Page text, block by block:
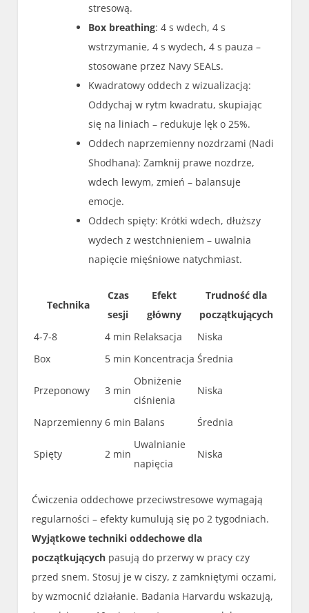
stresową.
Box breathing: 4 s wdech, 4 s
wstrzymanie, 4 s wydech, 4 s pauza –
stosowane przez Navy SEALs.
Kwadratowy oddech z wizualizacją:
Oddychaj w rytm kwadratu, skupiając
się na liniach – redukuje lęk o 25%.
Oddech naprzemienny nozdrzami (Nadi
Shodhana): Zamknij prawe nozdrze,
wdech lewym, zmień – balansuje
emocje.
Oddech spięty: Krótki wdech, dłuższy
wydech z westchnieniem – uwalnia
napięcie mięśniowe natychmiast.
Technika
Czas
sesji
Efekt
główny
Trudność dla
początkujących
4-7-8
4 min Relaksacja
Niska
Box
5 min Koncentracja Średnia
Przeponowy 3 min
Obniżenie
ciśnienia
Niska
Naprzemienny 6 min Balans Średnia
Spięty 2 min
Uwalnianie
napięcia
Niska
Ćwiczenia oddechowe przeciwstresowe wymagają
regularności – efekty kumulują się po 2 tygodniach.
Wyjątkowe techniki oddechowe dla
początkujących pasują do przerwy w pracy czy
przed snem. Stosuj je w ciszy, z zamkniętymi oczami,
by wzmocnić działanie. Badania Harvardu wskazują,